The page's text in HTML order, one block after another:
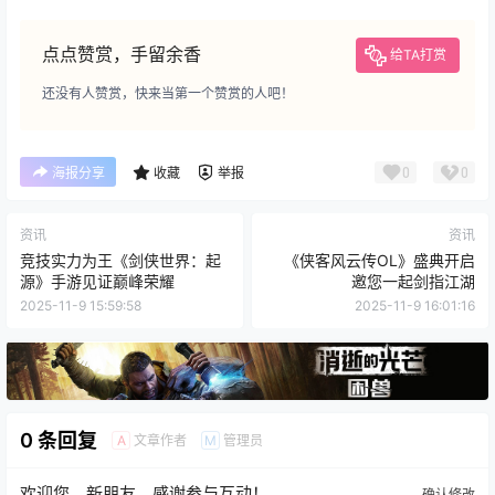
点点赞赏，手留余香 给TA打赏
还没有人赞赏，快来当第一个赞赏的人吧！
海报分享 收藏 举报 0 0
资讯
竞技实力为王《剑侠世界：起
源》手游见证巅峰荣耀
2025-11-9 15:59:58
资讯
《侠客风云传OL》盛典开启
邀您一起剑指江湖
2025-11-9 16:01:16
0 条回复 A 文章作者 M 管理员